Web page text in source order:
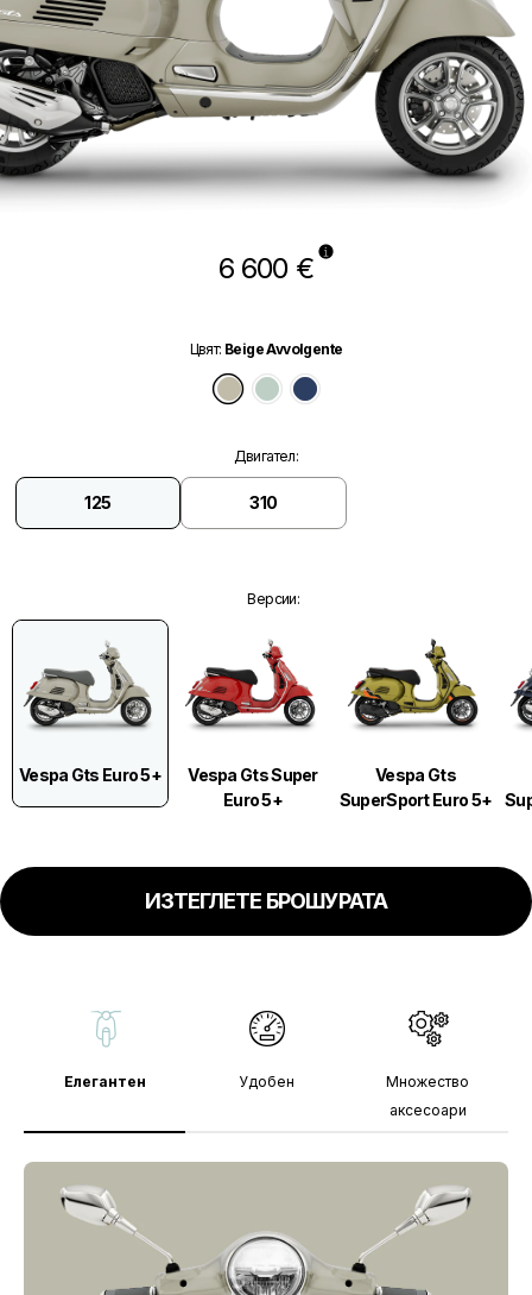
6 600 €
Цвят: Beige Avvolgente
Beige Avvolgente
Verde Amabile
Blu Energico Glossy
Двигател:
125 310
Версии:
Vespa Gts Euro 5+
Vespa Gts Super
Euro 5+
Vespa Gts
SuperSport Euro 5+
ИЗТЕГЛЕТЕ БРОШУРАТА
Елегантен Удобен
Множество
аксесоари